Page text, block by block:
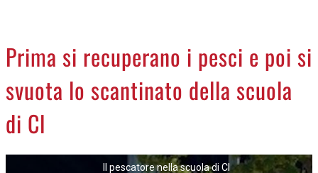
LA PIAZZA
ANIMALI
ACCEDI
Prima si recuperano i pesci e poi si
svuota lo scantinato della scuola
di Cl
Il pescatore nella scuola di Cl